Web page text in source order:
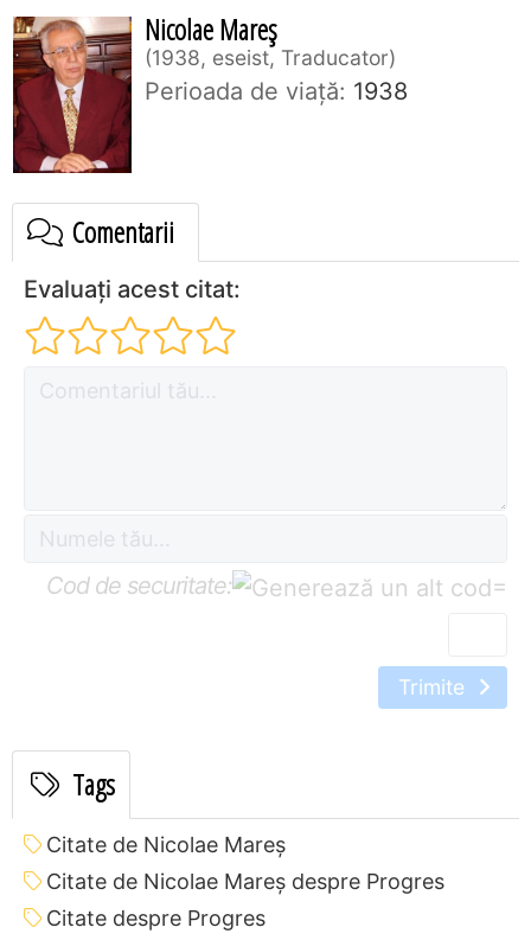
Nicolae Mareș
1938, eseist, Traducator
Perioada de viaţă: 1938
Comentarii
Evaluați acest citat:
Cod de securitate: =
Trimite
Tags
Citate de Nicolae Mareș
Citate de Nicolae Mareș despre Progres
Citate despre Progres